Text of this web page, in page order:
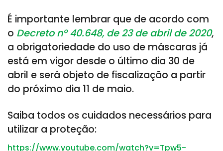
É importante lembrar que de acordo com
o Decreto nº 40.648, de 23 de abril de 2020,
a obrigatoriedade do uso de máscaras já
está em vigor desde o último dia 30 de
abril e será objeto de fiscalização a partir
do próximo dia 11 de maio.
Saiba todos os cuidados necessários para
utilizar a proteção:
https://www.youtube.com/watch?v=Tpw5-